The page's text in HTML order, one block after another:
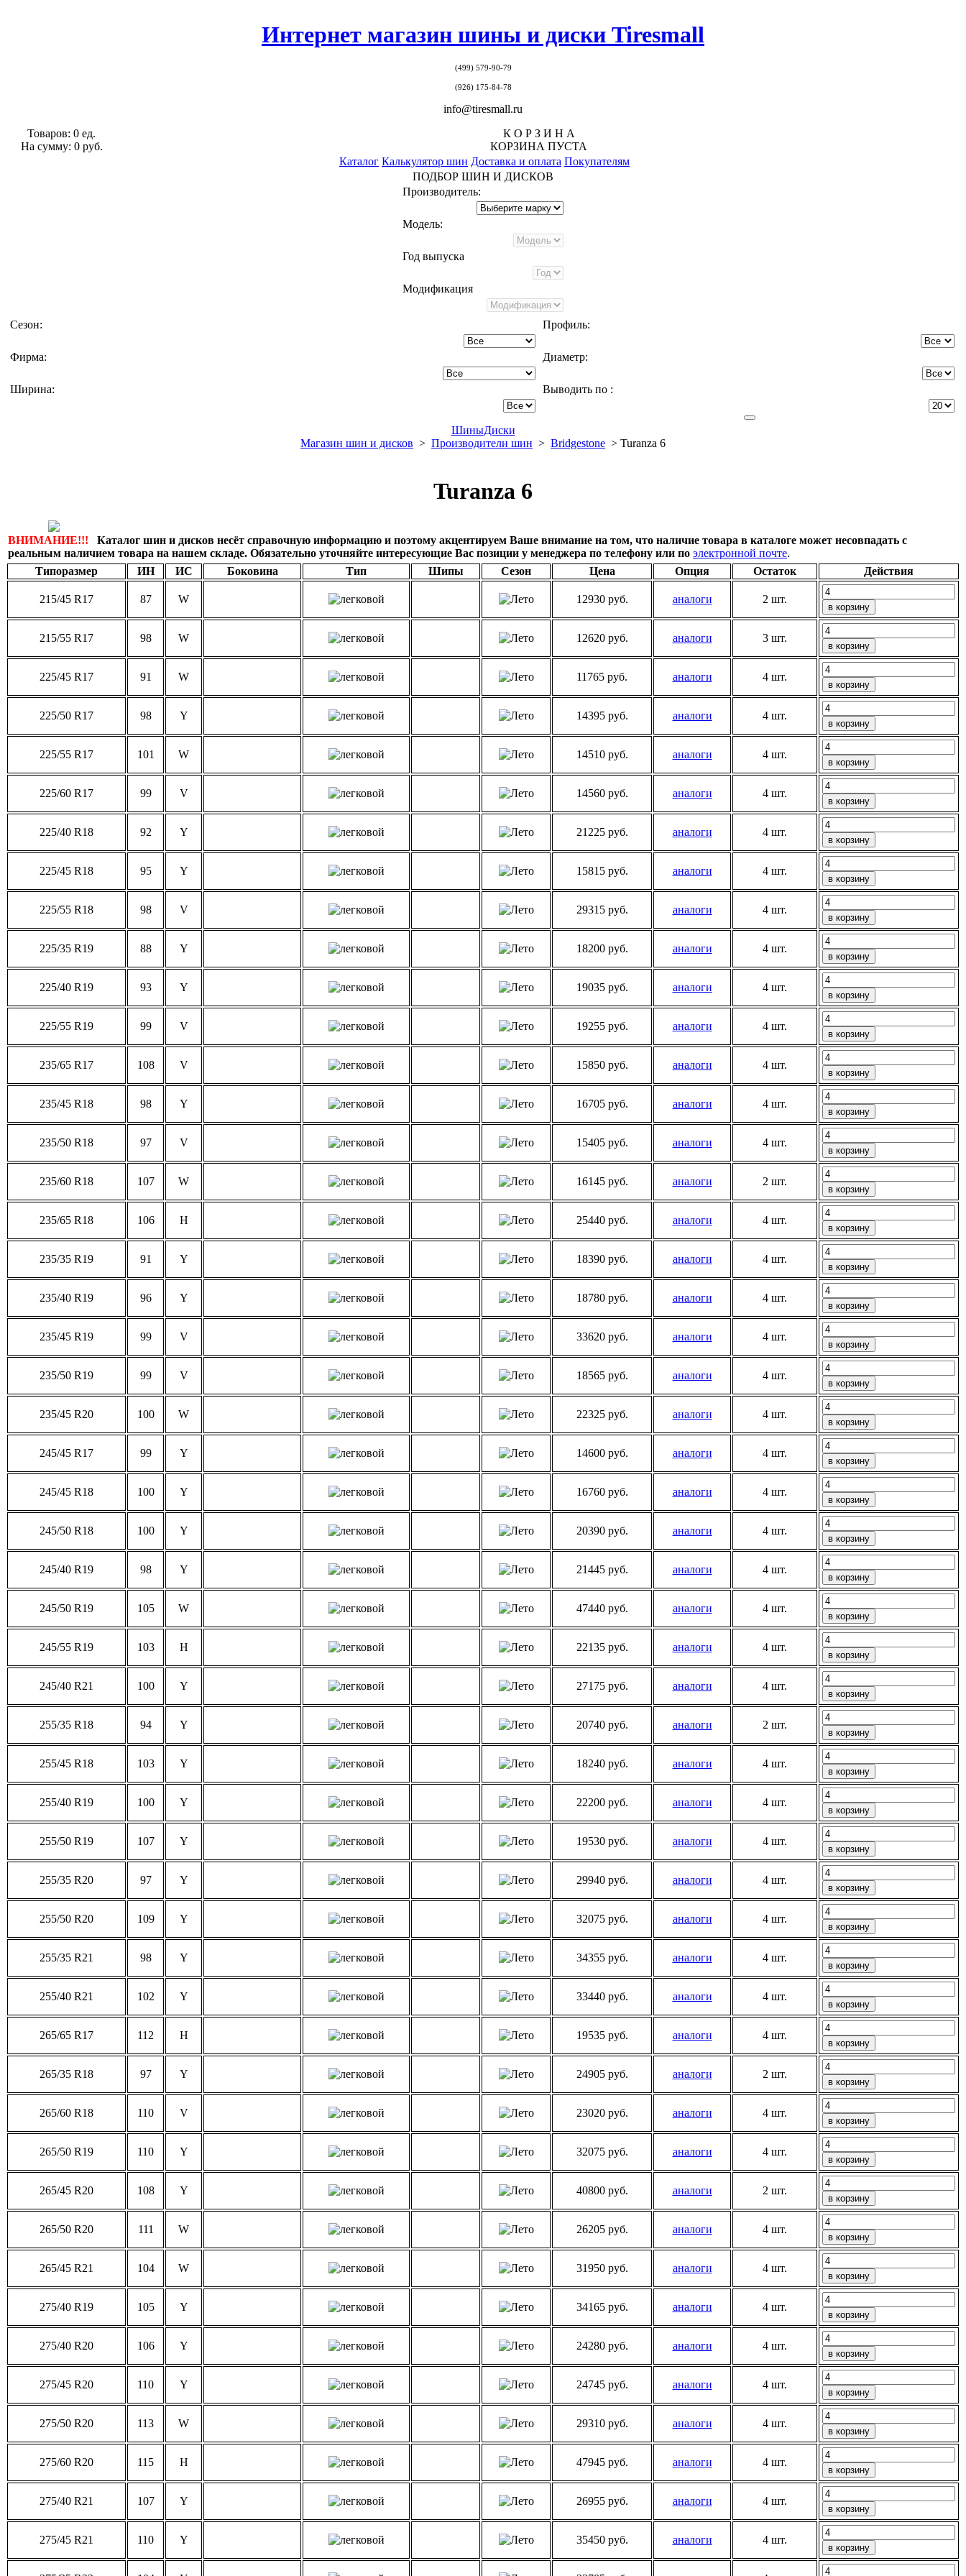
Интернет магазин шины и диски Tiresmall
(499) 579-90-79
(926) 175-84-78
info@tiresmall.ru
Товаров: 0 ед.
На сумму: 0 руб.
К О Р З И Н А
КОРЗИНА ПУСТА
Каталог Калькулятор шин Доставка и оплата Покупателям
ПОДБОР ШИН И ДИСКОВ
Производитель:
Модель:
Год выпуска
Модификация
Сезон:
Фирма:
Ширина:
Профиль:
Диаметр:
Выводить по :
ШиныДиски
Магазин шин и дисков > Производители шин > Bridgestone > Turanza 6
Turanza 6
ВНИМАНИЕ!!!
Каталог шин и дисков несёт справочную информацию и поэтому акцентируем Ваше внимание на том, что наличие товара в каталоге может несовпадать с
реальным наличием товара на нашем складе. Обязательно уточняйте интересующие Вас позиции у менеджера по телефону или по электронной почте.
Типоразмер
ИН ИС Боковина Тип Шипы Сезон Цена Опция Остаток Действия
215/45 R17 87 W 12930 руб. аналоги 2 шт.
215/55 R17 98 W 12620 руб. аналоги 3 шт.
225/45 R17 91 W 11765 руб. аналоги 4 шт.
225/50 R17 98 Y 14395 руб. аналоги 4 шт.
225/55 R17 101 W 14510 руб. аналоги 4 шт.
225/60 R17 99 V 14560 руб. аналоги 4 шт.
225/40 R18 92 Y 21225 руб. аналоги 4 шт.
225/45 R18 95 Y 15815 руб. аналоги 4 шт.
225/55 R18 98 V 29315 руб. аналоги 4 шт.
225/35 R19 88 Y 18200 руб. аналоги 4 шт.
225/40 R19 93 Y 19035 руб. аналоги 4 шт.
225/55 R19 99 V 19255 руб. аналоги 4 шт.
235/65 R17 108 V 15850 руб. аналоги 4 шт.
235/45 R18 98 Y 16705 руб. аналоги 4 шт.
235/50 R18 97 V 15405 руб. аналоги 4 шт.
235/60 R18 107 W 16145 руб. аналоги 2 шт.
235/65 R18 106 H 25440 руб. аналоги 4 шт.
235/35 R19 91 Y 18390 руб. аналоги 4 шт.
235/40 R19 96 Y 18780 руб. аналоги 4 шт.
235/45 R19 99 V 33620 руб. аналоги 4 шт.
235/50 R19 99 V 18565 руб. аналоги 4 шт.
235/45 R20 100 W 22325 руб. аналоги 4 шт.
245/45 R17 99 Y 14600 руб. аналоги 4 шт.
245/45 R18 100 Y 16760 руб. аналоги 4 шт.
245/50 R18 100 Y 20390 руб. аналоги 4 шт.
245/40 R19 98 Y 21445 руб. аналоги 4 шт.
245/50 R19 105 W 47440 руб. аналоги 4 шт.
245/55 R19 103 H 22135 руб. аналоги 4 шт.
245/40 R21 100 Y 27175 руб. аналоги 4 шт.
255/35 R18 94 Y 20740 руб. аналоги 2 шт.
255/45 R18 103 Y 18240 руб. аналоги 4 шт.
255/40 R19 100 Y 22200 руб. аналоги 4 шт.
255/50 R19 107 Y 19530 руб. аналоги 4 шт.
255/35 R20 97 Y 29940 руб. аналоги 4 шт.
255/50 R20 109 Y 32075 руб. аналоги 4 шт.
255/35 R21 98 Y 34355 руб. аналоги 4 шт.
255/40 R21 102 Y 33440 руб. аналоги 4 шт.
265/65 R17 112 H 19535 руб. аналоги 4 шт.
265/35 R18 97 Y 24905 руб. аналоги 2 шт.
265/60 R18 110 V 23020 руб. аналоги 4 шт.
265/50 R19 110 Y 32075 руб. аналоги 4 шт.
265/45 R20 108 Y 40800 руб. аналоги 2 шт.
265/50 R20 111 W 26205 руб. аналоги 4 шт.
265/45 R21 104 W 31950 руб. аналоги 4 шт.
275/40 R19 105 Y 34165 руб. аналоги 4 шт.
275/40 R20 106 Y 24280 руб. аналоги 4 шт.
275/45 R20 110 Y 24745 руб. аналоги 4 шт.
275/50 R20 113 W 29310 руб. аналоги 4 шт.
275/60 R20 115 H 47945 руб. аналоги 4 шт.
275/40 R21 107 Y 26955 руб. аналоги 4 шт.
275/45 R21 110 Y 35450 руб. аналоги 4 шт.